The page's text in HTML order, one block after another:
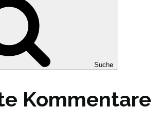
Suche
Kommentare